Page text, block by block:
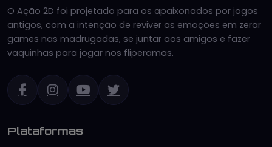
O Ação 2D foi projetado para os apaixonados por jogos
antigos, com a intenção de reviver as emoções em zerar
games nas madrugadas, se juntar aos amigos e fazer
vaquinhas para jogar nos fliperamas.
Plataformas